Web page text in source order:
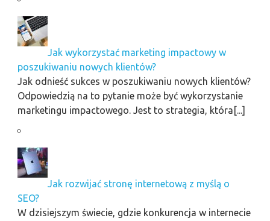
Jak wykorzystać marketing impactowy w
poszukiwaniu nowych klientów?
Jak odnieść sukces w poszukiwaniu nowych klientów?
Odpowiedzią na to pytanie może być wykorzystanie
marketingu impactowego. Jest to strategia, która[...]
Jak rozwijać stronę internetową z myślą o
SEO?
W dzisiejszym świecie, gdzie konkurencja w internecie